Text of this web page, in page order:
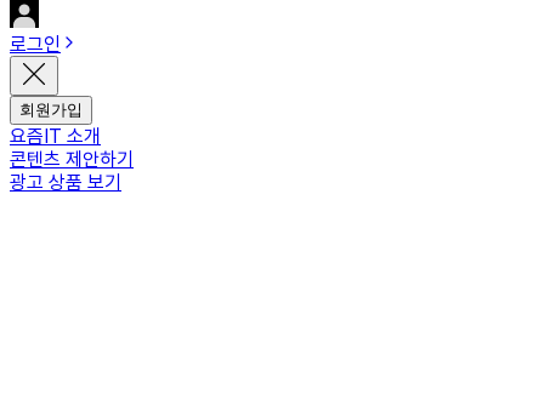
로그인
회원가입
요즘IT 소개
콘텐츠 제안하기
광고 상품 보기